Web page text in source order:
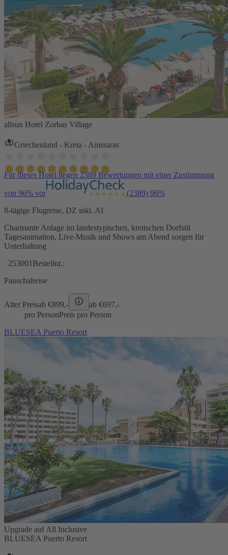
allsun Hotel Zorbas Village
Griechenland - Kreta - Anissaras
Für dieses Hotel liegen 2389 Bewertungen mit einer Zustimmung
von 96% vor (2389) 96%
8-tägige Flugreise, DZ inkl. AI
Charmante Anlage im landestypischen, kretischen Dorfstil
Tagesanimation, Live-Musik und Shows am Abend sorgen für
Unterhaltung
253001 Bestellnr.:
Pauschalreise
Alter Preisab €899,- ab €697,-
pro PersonPreis pro Person
BLUESEA Puerto Resort
Upgrade auf All Inclusive
BLUESEA Puerto Resort